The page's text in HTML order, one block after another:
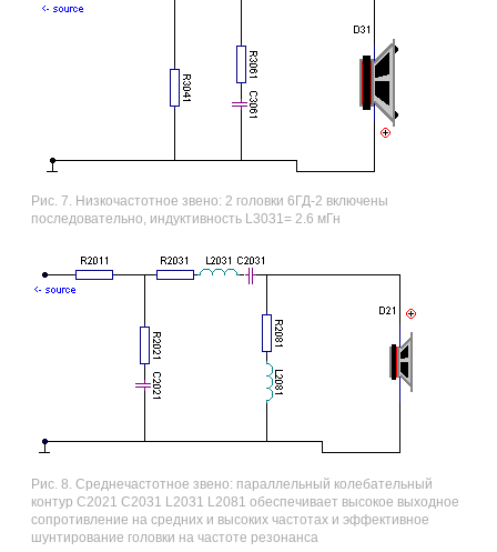
Рис. 7. Низкочастотное звено: 2 головки 6ГД-2 включены
последовательно, индуктивность L3031= 2.6 мГн
Рис. 8. Среднечастотное звено: параллельный колебательный
контур C2021 C2031 L2031 L2081 обеспечивает высокое выходное
сопротивление на средних и высоких частотах и эффективное
шунтирование головки на частоте резонанса